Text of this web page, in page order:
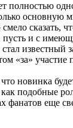
полностью
основную
сказать,
пусть и с
известный
«за» участие
новинка
подобные
фанатов еще